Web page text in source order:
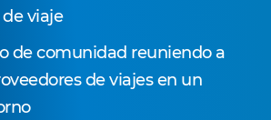
viaje
de comunidad reuniendo a
de viajes en un